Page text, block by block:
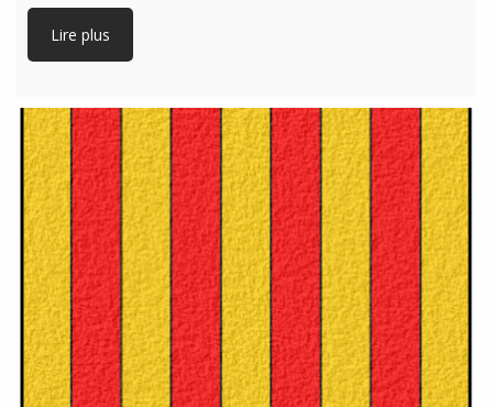
Lire plus